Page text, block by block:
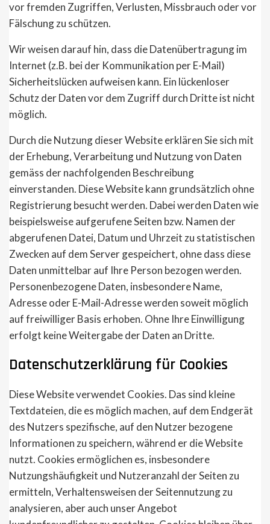
vor fremden Zugriffen, Verlusten, Missbrauch oder vor
Fälschung zu schützen.
Wir weisen darauf hin, dass die Datenübertragung im
Internet (z.B. bei der Kommunikation per E-Mail)
Sicherheitslücken aufweisen kann. Ein lückenloser
Schutz der Daten vor dem Zugriff durch Dritte ist nicht
möglich.
Durch die Nutzung dieser Website erklären Sie sich mit
der Erhebung, Verarbeitung und Nutzung von Daten
gemäss der nachfolgenden Beschreibung
einverstanden. Diese Website kann grundsätzlich ohne
Registrierung besucht werden. Dabei werden Daten wie
beispielsweise aufgerufene Seiten bzw. Namen der
abgerufenen Datei, Datum und Uhrzeit zu statistischen
Zwecken auf dem Server gespeichert, ohne dass diese
Daten unmittelbar auf Ihre Person bezogen werden.
Personenbezogene Daten, insbesondere Name,
Adresse oder E-Mail-Adresse werden soweit möglich
auf freiwilliger Basis erhoben. Ohne Ihre Einwilligung
erfolgt keine Weitergabe der Daten an Dritte.
Datenschutzerklärung für Cookies
Diese Website verwendet Cookies. Das sind kleine
Textdateien, die es möglich machen, auf dem Endgerät
des Nutzers spezifische, auf den Nutzer bezogene
Informationen zu speichern, während er die Website
nutzt. Cookies ermöglichen es, insbesondere
Nutzungshäufigkeit und Nutzeranzahl der Seiten zu
ermitteln, Verhaltensweisen der Seitennutzung zu
analysieren, aber auch unser Angebot